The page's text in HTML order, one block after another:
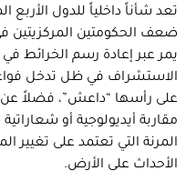
تعد شأناً داخلياً للدول
ضعف الحكومتين المركزيتين
يمر عبر إعادة رسم الخرائط
الاستشراف في ظل تدخل
على رأسها “داعش”، فضلاً عن
مقاربة أيديولوجية أو
المرنة التي تعتمد على تغيير
الأحداث على الأرض.